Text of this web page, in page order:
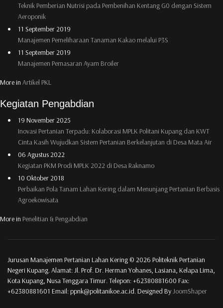
Teknik Pemberian Nutrisi pada Pembenihan Kentang G0 dengan Sistem
Aeroponik
11 September 2019
Manajemen Pemeliharaan Tanaman Kakao melalui P3S
11 September 2019
Manajemen Pemasaran Ayam Broiler
More in Artikel PKL
Kegiatan Pengabdian
19 November 2025
Inovasi Pertanian Terpadu: Kolaborasi MPLK Politani Kupang dan KWT
Cinta Kasih Wujudkan Sistem Pertanian Berkelanjutan di Desa Mata Air
06 Agustus 2022
Kegiatan PKM Prodi MPLK 2022 di Desa Raknamo
10 Oktober 2018
Perbaikan Pola Tanam Lahan Kering dalam Menunjang Pertanian Berbasis
Agroekowisata
More in Penelitian & Pengabdian
Jurusan Manajemen Pertanian Lahan Kering © 2026 Politeknik Pertanian
Negeri Kupang. Alamat: Jl. Prof. Dr. Herman Yohanes, Lasiana, Kelapa Lima,
Kota Kupang, Nusa Tenggara Timur. Telepon: +62380881600 Fax:
+62380881601 Email: ppnk@politanikoe.ac.id. Designed ByJoomShaper